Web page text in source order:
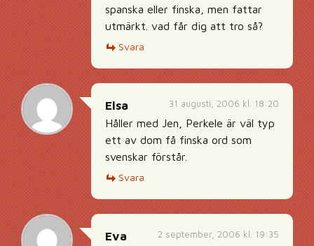
spanska eller finska, men fattar
utmärkt. vad får dig att tro så?
Svara
31 augusti, 2006 kl. 18:20
Elsa
Håller med Jen, Perkele är väl typ
ett av dom få finska ord som
svenskar förstår.
Svara
2 september, 2006 kl. 19:35
Eva